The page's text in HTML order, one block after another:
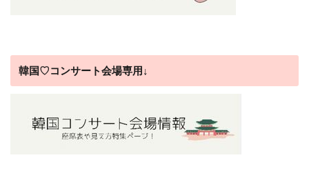
韓国♡コンサート会場専用↓